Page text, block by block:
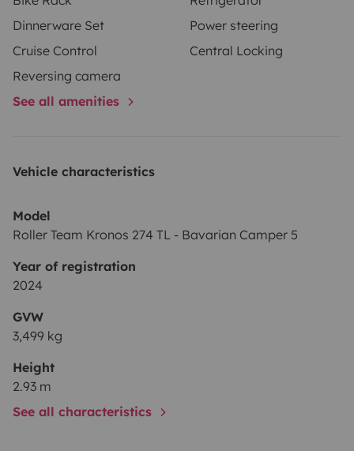
eine Rückfahrkamera, Navi bzw. Monoceiver mit
Anschluss des Handys für Google Maps, Tempomat
und Zentralverriegelung – auch für die Aufbautür – am
Start.Abholung täglich von 15 bis 18 Uhr; Rückgabe
am letzten Miettag bis 10 Uhr. Nach Absprache sind
Dinnerware Set
Power steering
Cruise Control
Central Locking
Reversing camera
See all amenities
Vehicle characteristics
Model
Roller Team Kronos 274 TL - Bavarian Camper 5
Year of registration
2024
GVW
3,499 kg
Height
2.93 m
See all characteristics